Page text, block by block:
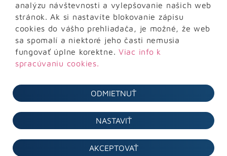
Zákaznícka podpora:
podpora@alejtech.eu
FAKTURAČNÉ ÚDAJE
Sliačska 13902/1A
831 02 Bratislava
DIČ: 2022171470
analýzu návštevnosti a vylepšovanie našich web
stránok. Ak si nastavíte blokovanie zápisu
cookies do vášho prehliadača, je možné, že web
sa spomalí a niektoré jeho časti nemusia
fungovať úplne korektne.Viac info k
spracúvaniu cookies.
ODMIETNUŤ
NASTAVIŤ
AKCEPTOVAŤ